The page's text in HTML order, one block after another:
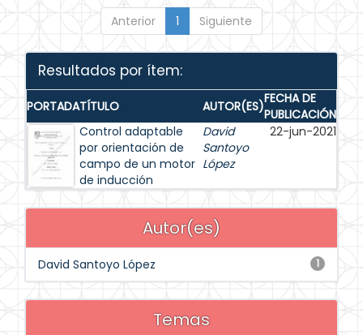
Anterior 1 Siguiente
Resultados por ítem:
PORTADATÍTULO AUTOR(ES)FECHA DE
PUBLICACIÓN
Control adaptable
por orientación de
campo de un motor
de inducción
David
Santoyo
López
22-jun-2021
Autor(es)
1
David Santoyo López
Temas